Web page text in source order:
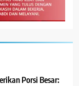
Porsi Besar: